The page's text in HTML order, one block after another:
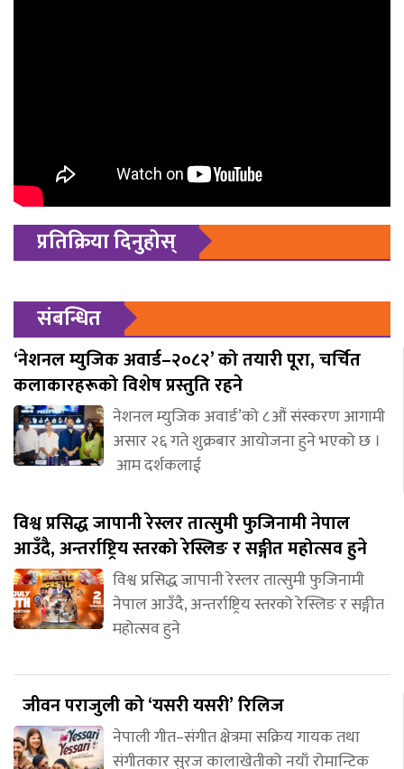
प्रतिक्रिया दिनुहोस्
संबन्धित
‘नेशनल म्युजिक अवार्ड–२०८२’ को तयारी पूरा, चर्चित
कलाकारहरूको विशेष प्रस्तुति रहने
नेशनल म्युजिक अवार्ड’को ८औं संस्करण आगामी
असार २६ गते शुक्रबार आयोजना हुने भएको छ ।
आम दर्शकलाई
विश्व प्रसिद्ध जापानी रेस्लर तात्सुमी फुजिनामी नेपाल
आउँदै, अन्तर्राष्ट्रिय स्तरको रेस्लिङ र सङ्गीत महोत्सव हुने
विश्व प्रसिद्ध जापानी रेस्लर तात्सुमी फुजिनामी
नेपाल आउँदै, अन्तर्राष्ट्रिय स्तरको रेस्लिङ र सङ्गीत
महोत्सव हुने
जीवन पराजुली को ‘यसरी यसरी’ रिलिज
नेपाली गीत–संगीत क्षेत्रमा सक्रिय गायक तथा
संगीतकार सुरज कालाखेतीको नयाँ रोमान्टिक